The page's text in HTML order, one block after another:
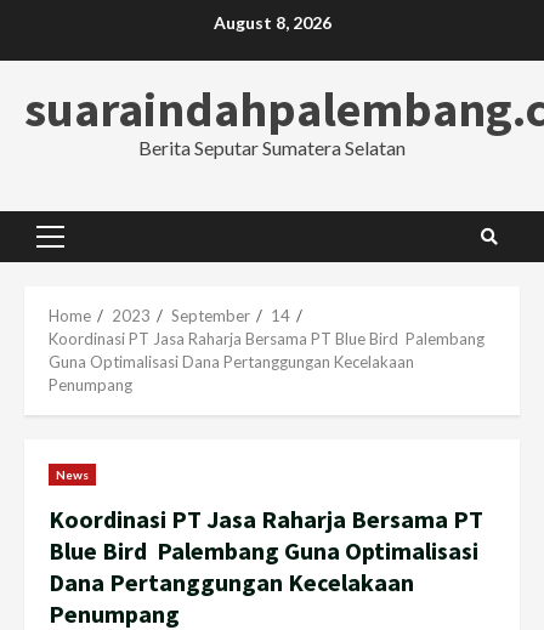
August 8, 2026
Berita Seputar Sumatera Selatan
Primary
Home 2023 September
14
Koordinasi PT Jasa Raharja Bersama PT Blue Bird Palembang
Guna Optimalisasi Dana Pertanggungan Kecelakaan
Penumpang
News
Koordinasi PT Jasa Raharja Bersama PT
Blue Bird Palembang Guna Optimalisasi
Dana Pertanggungan Kecelakaan
Penumpang